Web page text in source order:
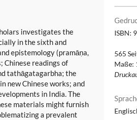
investigates the
in the sixth and
epistemology (pramāṇa,
Chinese readings of
tathāgatagarbha; the
new Chinese works; and
in India. The
materials might furnish
a prevalent
ISBN:
565
Maße: